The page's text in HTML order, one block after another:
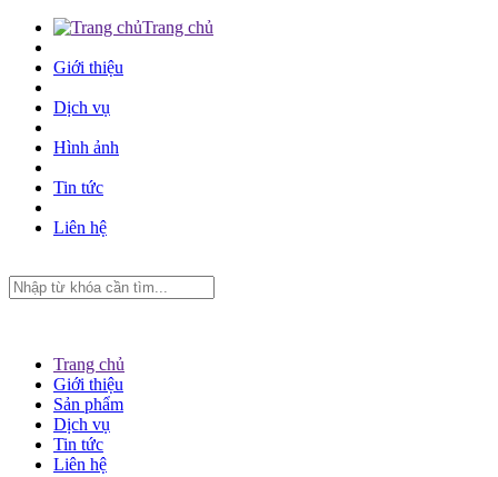
Trang chủ
Giới thiệu
Dịch vụ
Hình ảnh
Tin tức
Liên hệ
Trang chủ
Giới thiệu
Sản phẩm
Dịch vụ
Tin tức
Liên hệ